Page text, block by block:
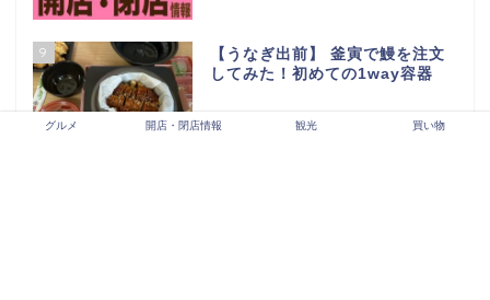
6
LALAガーデンつくば閉店セール
行ってきた…
グルメ 開店・閉店情報 観光 買い物